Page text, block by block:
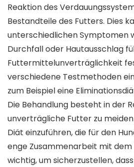
Reaktion des
Bestandteile des Futters. Dies
unterschiedlichen Symptomen
Durchfall oder Hautausschlag
Futtermittelunverträglichkeit
verschiedene Testmethoden
zum Beispiel eine
Die Behandlung besteht in der
unverträgliche Futter zu
Diät einzuführen, die für den
enge Zusammenarbeit mit
wichtig, um sicherzustellen,